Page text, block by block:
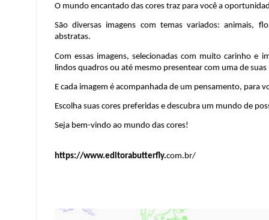
O mundo encantado das cores traz para você a
São diversas imagens com temas variados: animais,
abstratas.
Com essas imagens, selecionadas com muito carinho e
lindos quadros ou até mesmo presentear com uma de
E cada imagem é acompanhada de um pensamento, para
Escolha suas cores preferidas e descubra um mundo de
Seja bem-vindo ao mundo das cores!
https://www.editorabutterfly.com.br/